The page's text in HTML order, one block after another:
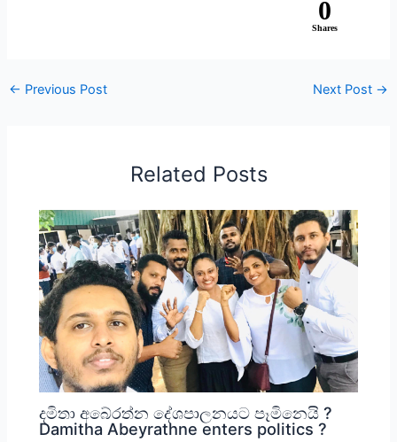
0
Shares
← Previous Post Next Post →
Related Posts
දමිතා අබේරත්න දේශපාලනයට පෑමිනෙයි ?
Damitha Abeyrathne enters politics ?